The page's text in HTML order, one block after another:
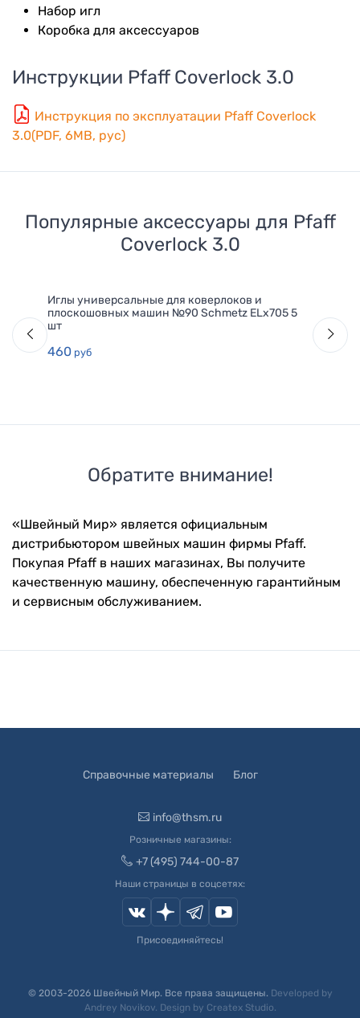
Набор игл
Коробка для аксессуаров
Инструкции Pfaff Coverlock 3.0
Инструкция по эксплуатации Pfaff Coverlock
3.0(PDF, 6MB, рус)
Популярные аксессуары для Pfaff
Coverlock 3.0
Иглы универсальные для коверлоков и
плоскошовных машин №90 Schmetz ELx705 5
шт
460 руб
Обратите внимание!
«Швейный Мир» является официальным
дистрибьютором швейных машин фирмы Pfaff.
Покупая Pfaff в наших магазинах, Вы получите
качественную машину, обеспеченную гарантийным
и сервисным обслуживанием.
Справочные материалы Блог
info@thsm.ru
Розничные магазины:
+7 (495) 744-00-87
Наши страницы в соцсетях:
Присоединяйтесь!
© 2003-2026Швейный Мир. Все права защищены. Developed by
Andrey Novikov. Design by Createx Studio.